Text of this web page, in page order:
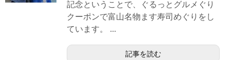
記念ということで、ぐるっとグルメぐり
クーポンで富山名物ます寿司めぐりをし
ています。 ...
記事を読む